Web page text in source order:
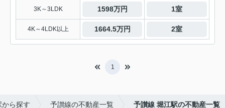
3K～3LDK 1598万円 1室
4K～4LDK以上 1664.5万円 2室
1
ら探す 予讃線の不動産一覧 予讃線 堀江駅の不動産一覧